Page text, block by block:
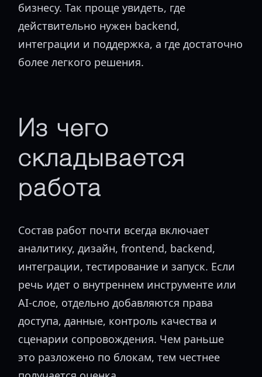
бизнесу. Так проще увидеть, где
действительно нужен backend,
интеграции и поддержка, а где достаточно
более легкого решения.
Из чего
складывается
работа
Состав работ почти всегда включает
аналитику, дизайн, frontend, backend,
интеграции, тестирование и запуск. Если
речь идет о внутреннем инструменте или
AI-слое, отдельно добавляются права
доступа, данные, контроль качества и
сценарии сопровождения. Чем раньше
это разложено по блокам, тем честнее